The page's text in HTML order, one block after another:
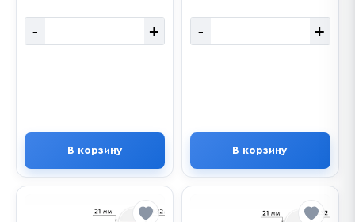
- +
В корзину
- +
В корзину